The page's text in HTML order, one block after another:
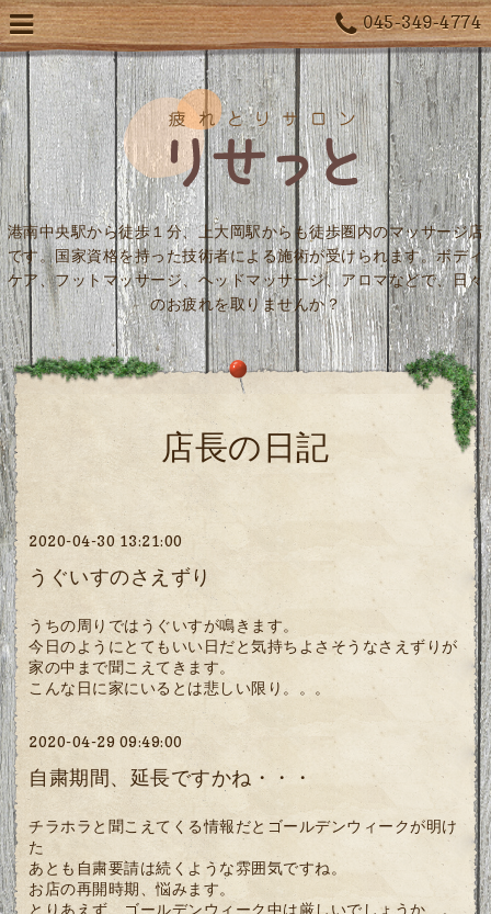
045-349-4774
港南中央駅から徒歩１分、上大岡駅からも徒歩圏内のマッサージ店
です。国家資格を持った技術者による施術が受けられます。ボディ
ケア、フットマッサージ、ヘッドマッサージ、アロマなどで、日々
のお疲れを取りませんか？
店長の日記
2020-04-30 13:21:00
うぐいすのさえずり
うちの周りではうぐいすが鳴きます。
今日のようにとてもいい日だと気持ちよさそうなさえずりが
家の中まで聞こえてきます。
こんな日に家にいるとは悲しい限り。。。
2020-04-29 09:49:00
自粛期間、延長ですかね・・・
チラホラと聞こえてくる情報だとゴールデンウィークが明け
た
あとも自粛要請は続くような雰囲気ですね。
お店の再開時期、悩みます。
とりあえず、ゴールデンウィーク中は厳しいでしょうか…。